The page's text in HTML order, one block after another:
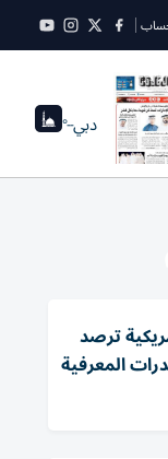
دبي--°
ترصد
المعرفية